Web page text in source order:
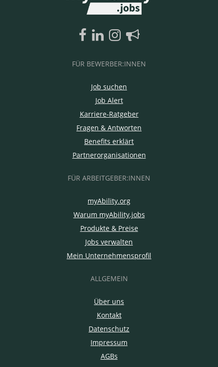
FÜR BEWERBER:INNEN
Job suchen
Job Alert
Karriere-Ratgeber
Fragen & Antworten
Benefits erklärt
Partnerorganisationen
FÜR ARBEITGEBER:INNEN
myAbility.org
Warum myAbility.jobs
Produkte & Preise
Jobs verwalten
Mein Unternehmensprofil
ALLGEMEIN
Über uns
Kontakt
Datenschutz
Impressum
AGBs